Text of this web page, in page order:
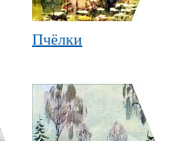
Пчёлки